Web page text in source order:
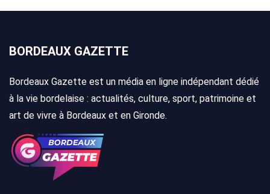
BORDEAUX GAZETTE
Bordeaux Gazette est un média en ligne indépendant dédié
à la vie bordelaise : actualités, culture, sport, patrimoine et
art de vivre à Bordeaux et en Gironde.